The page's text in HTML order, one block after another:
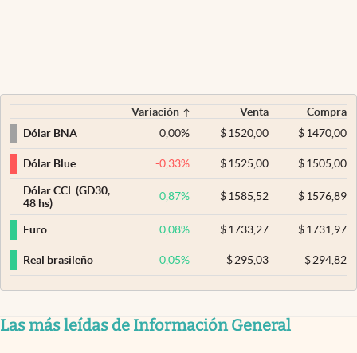
Variación Venta
Compra
Dólar BNA
0,00% $ 1520,00 $1470,00
Dólar Blue -0,33% $ 1525,00 $1505,00
Dólar CCL (GD30,
48 hs)
0,87% $ 1585,52 $1576,89
Euro 0,08% $ 1733,27 $1731,97
Real brasileño 0,05% $ 295,03 $294,82
Las más leídas de Información General